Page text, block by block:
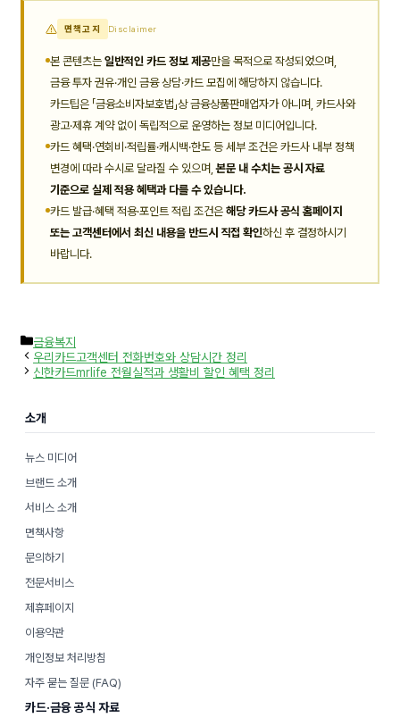
면책고지 Disclaimer
본 콘텐츠는 일반적인 카드 정보 제공만을 목적으로 작성되었으며,
금융 투자 권유·개인 금융 상담·카드 모집에 해당하지 않습니다.
카드팁은 「금융소비자보호법」상 금융상품판매업자가 아니며, 카드사와
광고·제휴 계약 없이 독립적으로 운영하는 정보 미디어입니다.
카드 혜택·연회비·적립률·캐시백·한도 등 세부 조건은 카드사 내부 정책
변경에 따라 수시로 달라질 수 있으며,본문 내 수치는 공시 자료
기준으로 실제 적용 혜택과 다를 수 있습니다.
카드 발급·혜택 적용·포인트 적립 조건은 해당 카드사 공식 홈페이지
또는 고객센터에서 최신 내용을 반드시 직접 확인하신 후 결정하시기
바랍니다.
카
테
고
리
금융복지
우리카드고객센터 전화번호와 상담시간 정리
신한카드mrlife 전월실적과 생활비 할인 혜택 정리
소개
뉴스 미디어
브랜드 소개
서비스 소개
면책사항
문의하기
전문서비스
제휴페이지
이용약관
개인정보 처리방침
자주 묻는 질문 (FAQ)
카드·금융 공식 자료